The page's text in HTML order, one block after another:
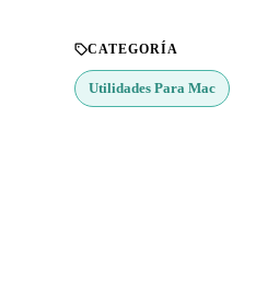
CATEGORÍA
Utilidades Para Mac